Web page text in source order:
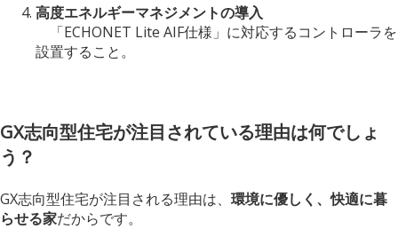
高度エネルギーマネジメントの導入
「ECHONET Lite AIF仕様」に対応するコントローラを
設置すること。
GX志向型住宅が注目されている理由は何でしょ
う？
GX志向型住宅が注目される理由は、 環境に優しく、快適に暮
らせる家だからです。